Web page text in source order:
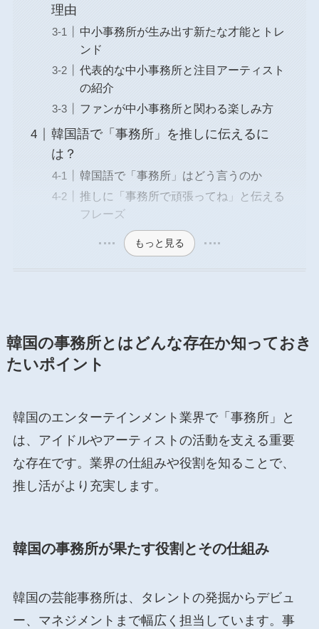
理由
中小事務所が生み出す新たな才能とトレ
ンド
代表的な中小事務所と注目アーティスト
の紹介
ファンが中小事務所と関わる楽しみ方
韓国語で「事務所」を推しに伝えるに
は？
韓国語で「事務所」はどう言うのか
推しに「事務所で頑張ってね」と伝える
フレーズ
もっと見る
韓国の事務所とはどんな存在か知っておき
たいポイント
韓国のエンターテインメント業界で「事務所」と
は、アイドルやアーティストの活動を支える重要
な存在です。業界の仕組みや役割を知ることで、
推し活がより充実します。
韓国の事務所が果たす役割とその仕組み
韓国の芸能事務所は、タレントの発掘からデビュ
ー、マネジメントまで幅広く担当しています。事